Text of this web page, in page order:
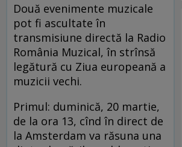
Două evenimente muzicale
pot fi ascultate în
transmisiune directă la Radio
România Muzical, în strînsă
legătură cu Ziua europeană a
muzicii vechi.
Primul: duminică, 20 martie,
de la ora 13, cînd în direct de
la Amsterdam va răsuna una